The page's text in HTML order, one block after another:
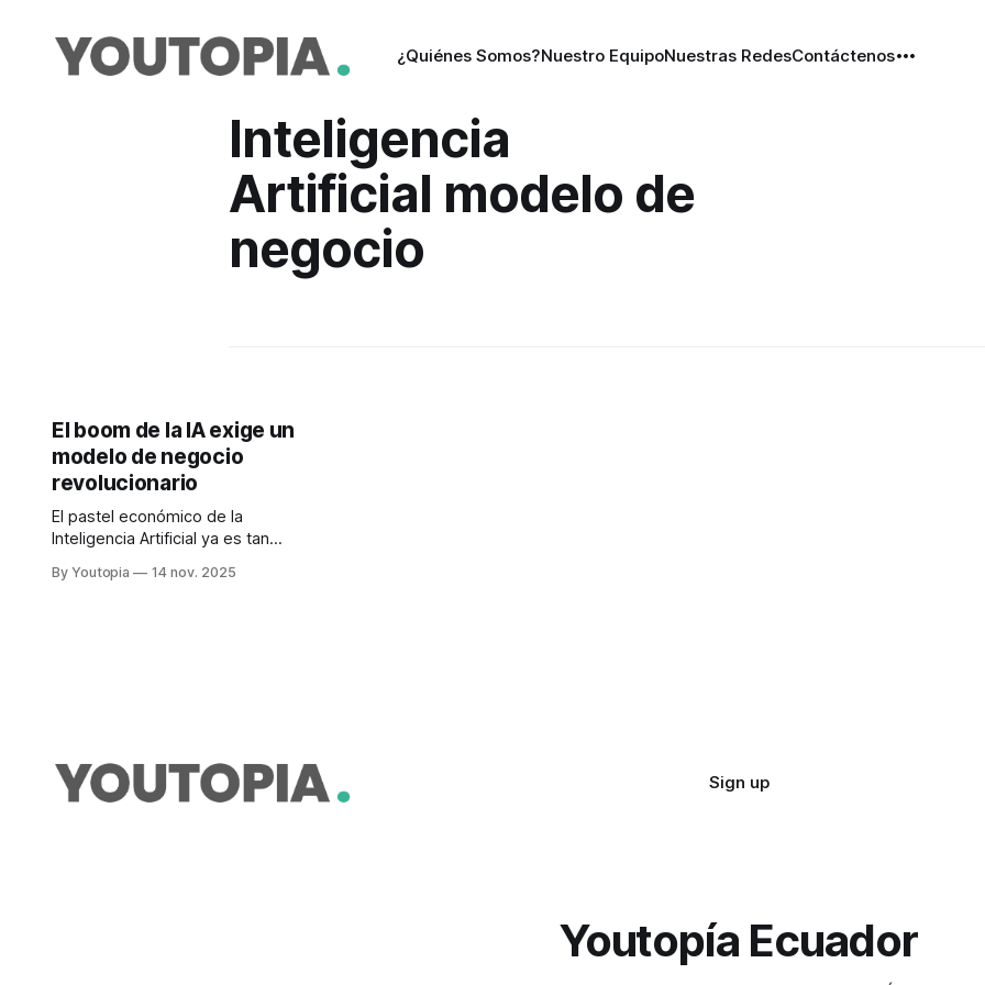
¿Quiénes Somos?Nuestro EquipoNuestras RedesContáctenos
Inteligencia
Artificial modelo de
negocio
El boom de la IA exige un
modelo de negocio
revolucionario
El pastel económico de la
Inteligencia Artificial ya es tan
incluso entre rivales. ¿Es una burbuja
By Youtopia 14 nov. 2025
Sign up
Youtopía Ecuador